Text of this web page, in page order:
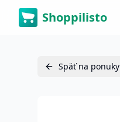
Shoppilisto
Späť na ponuky